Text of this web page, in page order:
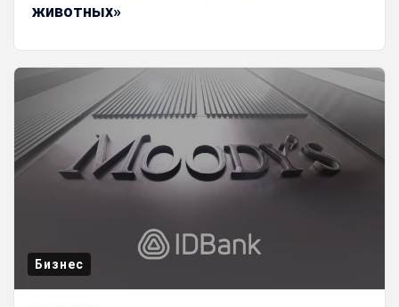
животных»
Бизнес